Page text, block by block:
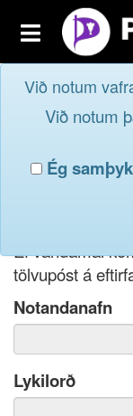
Toggle
navigation
Innskrá
Við notum
Við notum
Ég
Ef þú hefur
nota netfang
Ef vandamál
tölvupóst á
Notandanafn
Lykilorð